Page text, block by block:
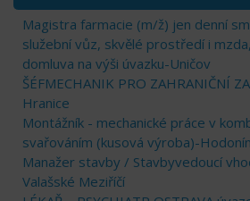
Magistra farmacie (m/ž) jen denní
služební vůz, skvělé prostředí i
domluva na výši úvazku-Uničov
ŠÉFMECHANIK PRO ZAHRANIČNÍ
Hranice
Montážník - mechanické práce v
svařováním (kusová výroba)-Hodonín
Manažer stavby / Stavbyvedoucí
Valašské Meziříčí